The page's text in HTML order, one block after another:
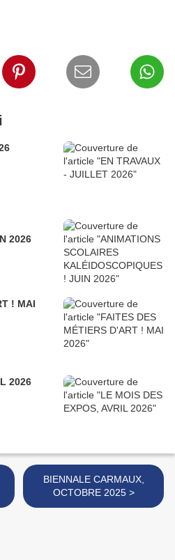
2026
! MAI
2026
BIENNALE CARMAUX,
OCTOBRE 2025 >